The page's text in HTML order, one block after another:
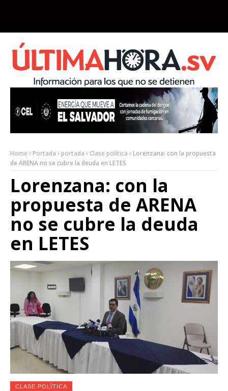
Home Portada portada Clase política
Lorenzana: con la propuesta
de ARENA no se cubre la deuda en LETES
Lorenzana: con la
propuesta de ARENA
no se cubre la deuda
en LETES
CLASE POLÍTICA